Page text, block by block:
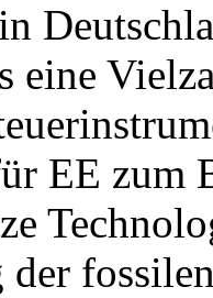
eine
EE zum